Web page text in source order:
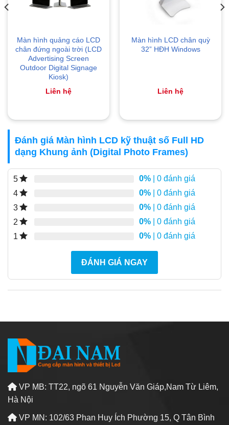
Màn hình quảng cáo LCD
chân đứng ngoài trời (LCD
Advertising Screen
Outdoor Digital Signage
Kiosk)
Liên hệ
Màn hình LCD chân quỳ
32” HĐH Windows
Liên hệ
Đánh giá Màn hình LCD kỹ thuật số Full HD
dạng Khung ảnh (Digital Photo Frames)
5 0% | 0 đánh giá
4
0% | 0 đánh giá
3
0% | 0 đánh giá
2
0% | 0 đánh giá
1
0% | 0 đánh giá
ĐÁNH GIÁ NGAY
VP MB: TT22, ngõ 61 Nguyễn Văn Giáp,Nam Từ Liêm,
Hà Nội
VP MN: 102/63 Phan Huy Ích Phường 15, Q Tân Bình